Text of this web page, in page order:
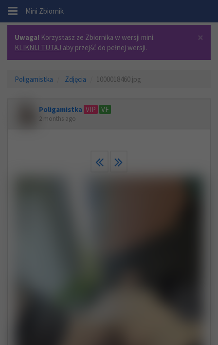
. Mini Zbiornik
×
Uwaga! Korzystasz ze Zbiornika w wersji mini.
KLIKNIJ TUTAJ aby przejść do pełnej wersji.
Poligamistka Zdjęcia 1000018460.jpg
Poligamistka VIP VF
2 months ago